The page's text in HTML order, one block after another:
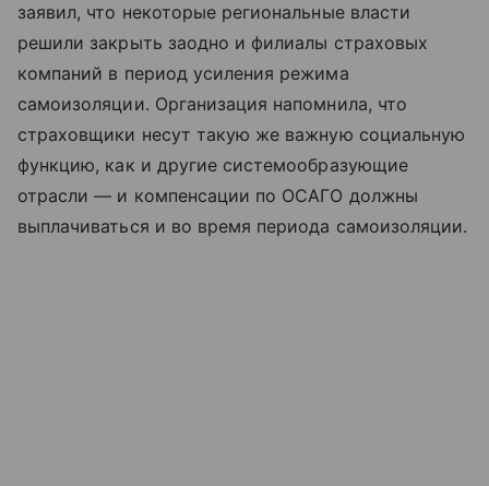
заявил, что некоторые региональные власти
решили закрыть заодно и филиалы страховых
компаний в период усиления режима
самоизоляции. Организация напомнила, что
страховщики несут такую же важную социальную
функцию, как и другие системообразующие
отрасли — и компенсации по ОСАГО должны
выплачиваться и во время периода самоизоляции.